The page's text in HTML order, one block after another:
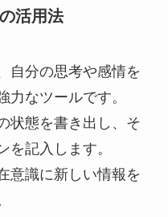
活用法
自分の思考や感情を
力なツールです。
状態を書き出し、そ
を記入します。
意識に新しい情報を